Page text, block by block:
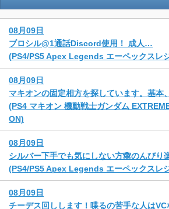
08月09日
ブロシル@1通話Discord使用！ 成人…
(PS4/PS5 Apex Legends エーペックスレ
08月09日
マキオンの固定相方を探しています。基本
(PS4 マキオン 機動戦士ガンダム
ON)
08月09日
シルバー下手でも気にしない方🙈のんびり
(PS4/PS5 Apex Legends エーペックスレ
08月09日
チーデス回しします！喋るの苦手な人は